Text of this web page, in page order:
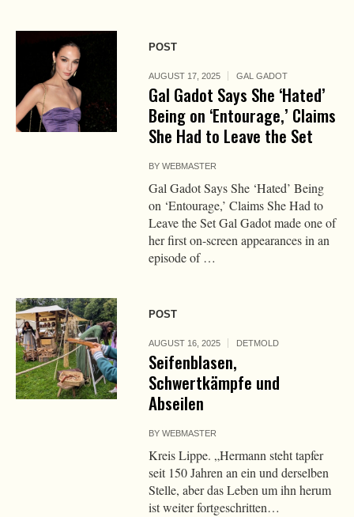
POST
AUGUST 17, 2025 GAL GADOT
Gal Gadot Says She ‘Hated’
Being on ‘Entourage,’ Claims
She Had to Leave the Set
BYWEBMASTER
Gal Gadot Says She ‘Hated’ Being
on ‘Entourage,’ Claims She Had to
Leave the Set Gal Gadot made one of
her first on-screen appearances in an
episode of …
POST
AUGUST 16, 2025 DETMOLD
Seifenblasen,
Schwertkämpfe und
Abseilen
BYWEBMASTER
Kreis Lippe. „Hermann steht tapfer
seit 150 Jahren an ein und derselben
Stelle, aber das Leben um ihn herum
ist weiter fortgeschritten…